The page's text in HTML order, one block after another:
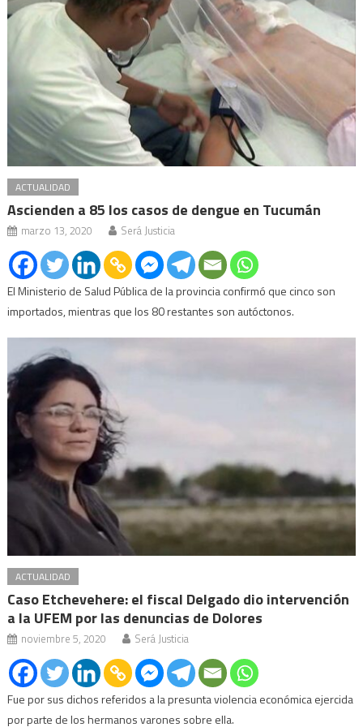
ACTUALIDAD
Ascienden a 85 los casos de dengue en Tucumán
marzo 13, 2020 Será Justicia
El Ministerio de Salud Pública de la provincia confirmó que cinco son
importados, mientras que los 80 restantes son autóctonos.
ACTUALIDAD
Caso Etchevehere: el fiscal Delgado dio intervención
a la UFEM por las denuncias de Dolores
noviembre 5, 2020 Será Justicia
Fue por sus dichos referidos a la presunta violencia económica ejercida
por parte de los hermanos varones sobre ella.